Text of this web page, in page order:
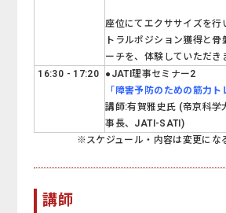
座位にてエクササイズを行
トラルポジション獲得と
ーチを、体験していただき
16:30 - 17:20
●JATI理事セミナー2
「 障害予防のための筋力ト
講師:有賀雅史氏 (帝京科学
事長、JATI-SATI)
※スケジュール・内容は変更にな
講師